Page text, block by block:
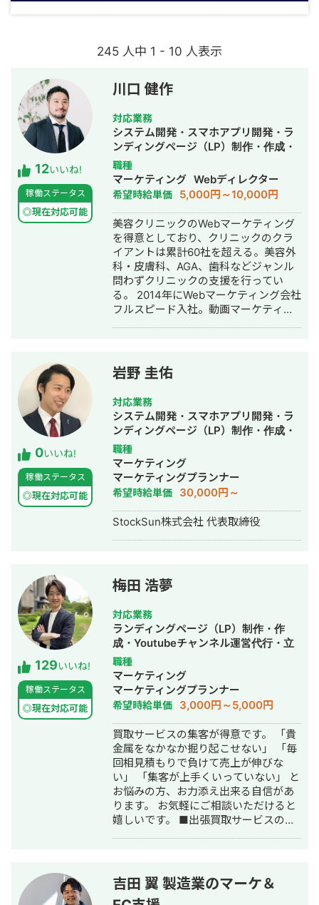
245 人中 1 - 10 人表示
12いいね!
稼働ステータス
◎現在対応可能
川口 健作
対応業務
システム開発・スマホアプリ開発・ラ
ンディングページ（LP）制作・作成・
Youtubeチャンネル運営代行・立ち上
げ・ECサイト構築・ネットショップ作
成代行・SEO対策・新規事業立上・
SNS運用代行・記事作成代行・ライテ
ィング・ホームページ制作・作成・バ
ナー制作・デザイン・ロゴデザイン・
作成・リスティング広告運用代行・オ
ウンドメディア制作・構築・運用代
行・動画制作・動画編集・営業代行
職種
マーケティング Webディレクター
希望時給単価 5,000円～10,000円
美容クリニックのWebマーケティング
を得意としており、クリニックのクラ
イアントは累計60社を超える。美容外
科・皮膚科、AGA、歯科などジャンル
問わずクリニックの支援を行ってい
る。 2014年にWebマーケティング会社
フルスピード入社。動画マーケティン
独立。 独立後はフリーランスとなり、
フロントエンドエンジニア兼総合Web
マーケターとして活動。現在はWebコ
ンサルティング会社を創設し、法人と
してStockSunに参画。
0いいね!
稼働ステータス
◎現在対応可能
岩野 圭佑
対応業務
システム開発・スマホアプリ開発・ラ
ンディングページ（LP）制作・作成・
Youtubeチャンネル運営代行・立ち上
げ・ECサイト構築・ネットショップ作
成代行・SEO対策・新規事業立上・
SNS運用代行・ホームページ制作・作
成・リスティング広告運用代行・動画
制作・動画編集
職種
マーケティング
マーケティングプランナー
希望時給単価 30,000円～
StockSun株式会社 代表取締役
129いいね!
稼働ステータス
◎現在対応可能
梅田 浩夢
対応業務
ランディングページ（LP）制作・作
成・Youtubeチャンネル運営代行・立
ち上げ・SEO対策・SNS運用代行・記
事作成代行・ライティング・ホームペ
ージ制作・作成・リスティング広告運
用代行・オウンドメディア制作・構
築・運用代行
職種
マーケティング
マーケティングプランナー
希望時給単価 3,000円～5,000円
買取サービスの集客が得意です。 「貴
金属をなかなか掘り起こせない」 「毎
回相見積もりで負けて売上が伸びな
い」 「集客が上手くいっていない」 と
お悩みの方、お力添え出来る自信があ
ります。 お気軽にご相談いただけると
嬉しいです。 ■出張買取サービスの集
ケ支援会社（当時社員7名）にインター
ンとして参画し、案件獲得に向けた自
吉田 翼 製造業のマーケ＆